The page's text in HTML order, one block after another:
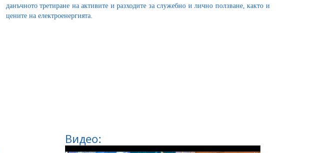
данъчното третиране на активите и разходите за служебно и лично ползване, както и
цените на електроенергията.
Видео: